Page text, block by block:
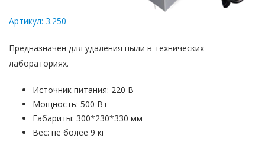
Артикул: 3.250
Предназначен для удаления пыли в технических
лабораториях.
Источник питания: 220 В
Мощность: 500 Вт
Габариты: 300*230*330 мм
Вес: не более 9 кг